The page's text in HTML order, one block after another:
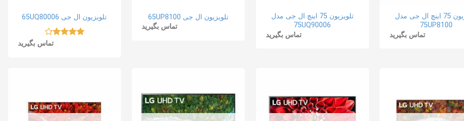
تلویزیون 75 اینچ ال جی مدل
75UP8100
تماس بگیرید
تلویزیون 75 اینچ ال جی مدل
75UQ90006
تماس بگیرید
تلویزیون ال جی 65UP8100
تماس بگیرید
تلویزیون ال جی 65UQ80006
4.20تماس بگیرید